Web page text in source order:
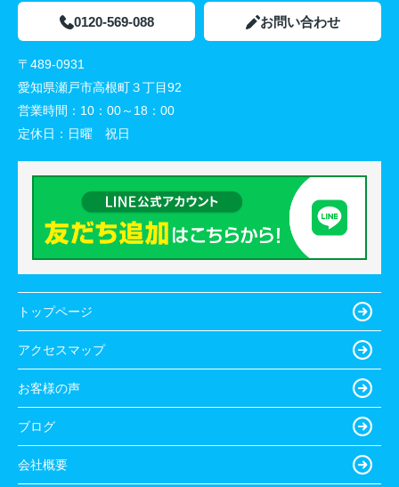
0120-569-088 お問い合わせ
〒489-0931
愛知県瀬戸市高根町３丁目92
営業時間： 10：00～18：00
定休日： 日曜 祝日
トップページ
アクセスマップ
お客様の声
ブログ
会社概要